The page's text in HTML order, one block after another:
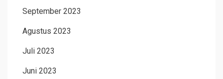
September 2023
Agustus 2023
Juli 2023
Juni 2023